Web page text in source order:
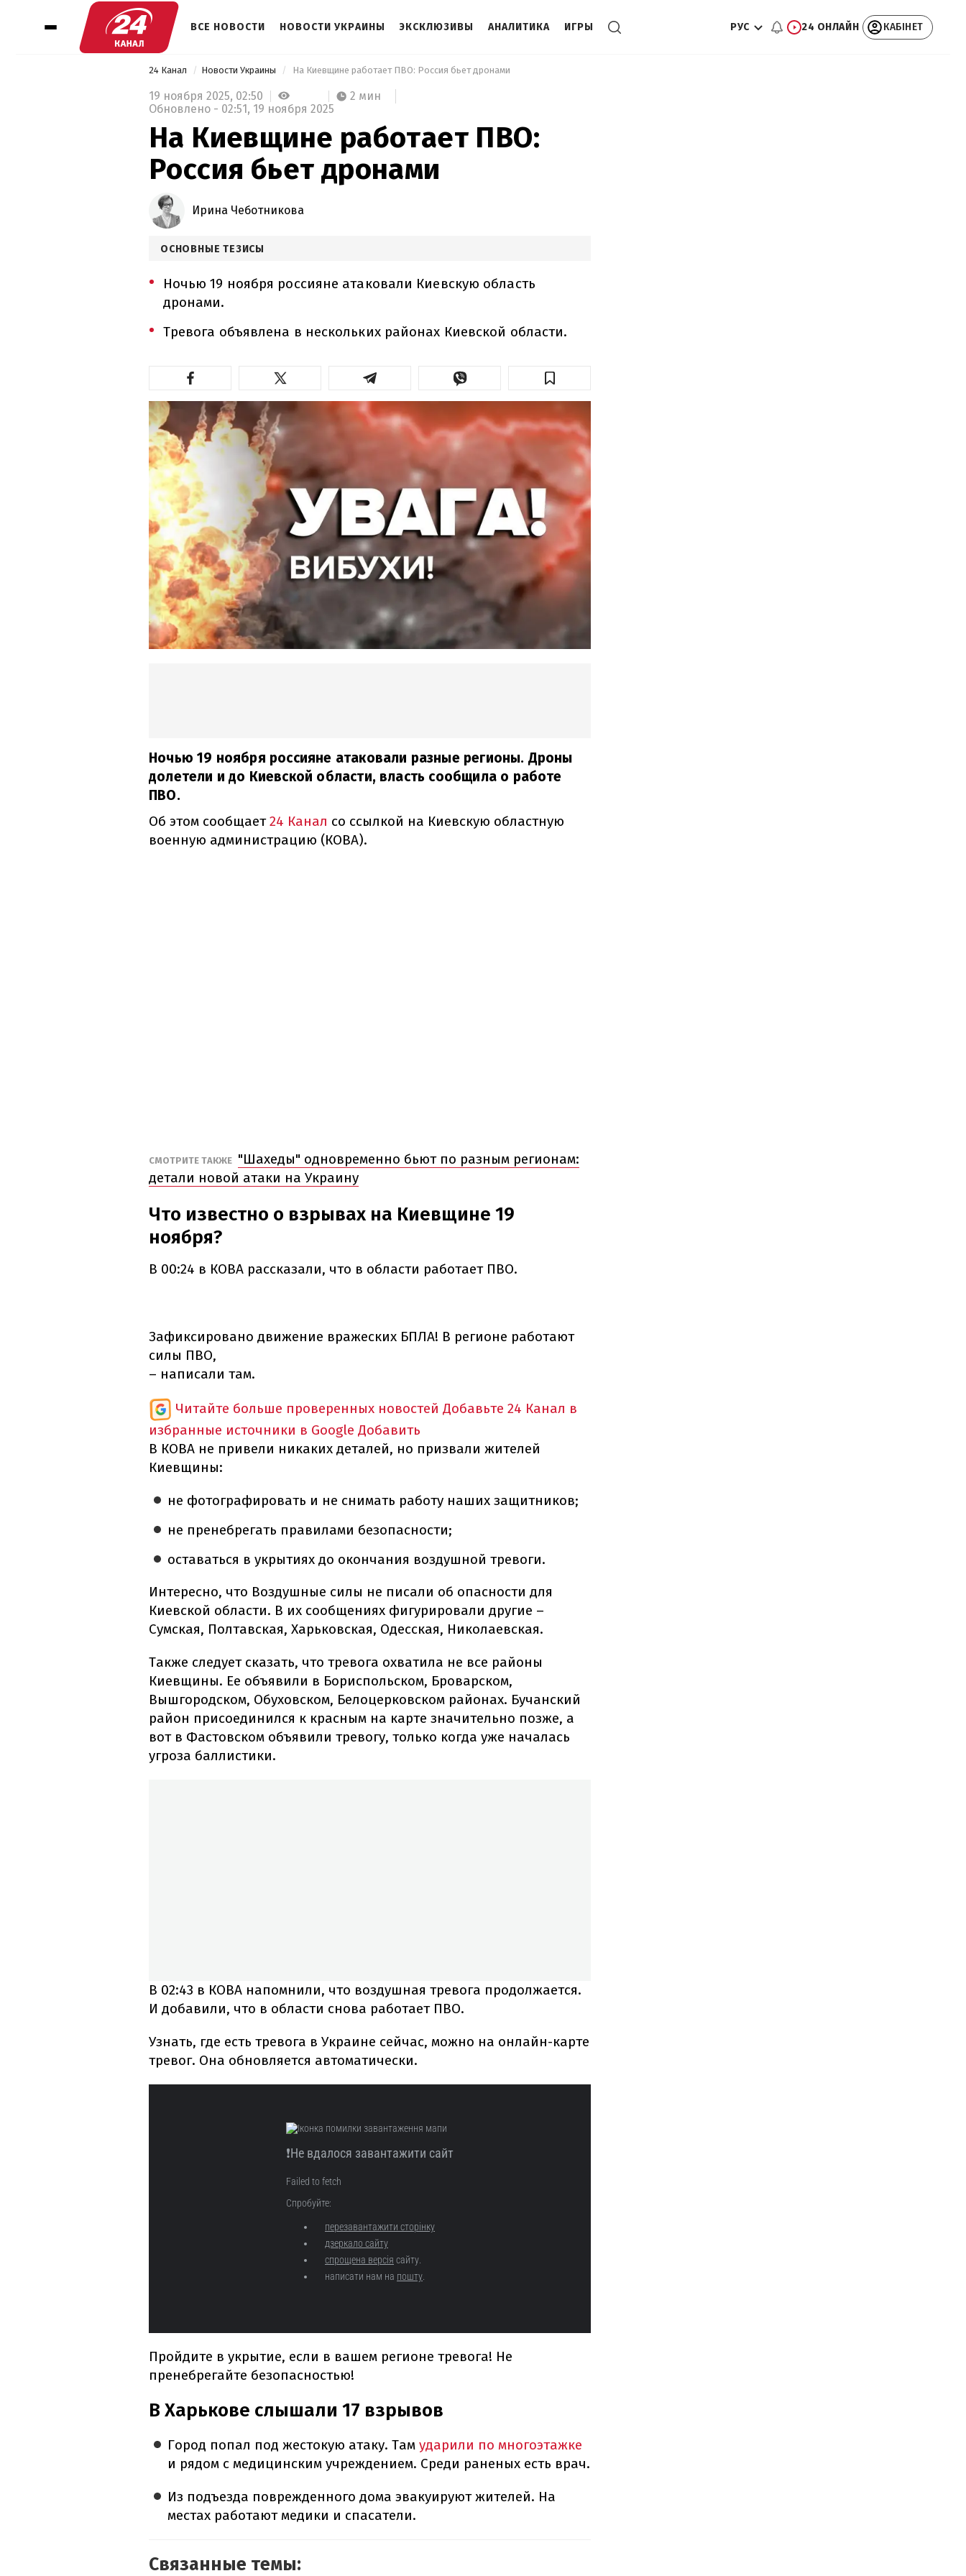
ВСЕ НОВОСТИ НОВОСТИ УКРАИНЫ ЭКСКЛЮЗИВЫ АНАЛИТИКА ИГРЫ РУС 24 ОНЛАЙН КАБІНЕТ
24 Канал Новости Украины На Киевщине работает ПВО: Россия бьет дронами
19 ноября 2025, 02:50
2 мин
Обновлено - 02:51, 19 ноября 2025
На Киевщине работает ПВО:
Россия бьет дронами
Ирина Чеботникова
ОСНОВНЫЕ ТЕЗИСЫ
Ночью 19 ноября россияне атаковали Киевскую область
дронами.
Тревога объявлена в нескольких районах Киевской области.
Ночью 19 ноября россияне атаковали разные регионы. Дроны
долетели и до Киевской области, власть сообщила о работе
ПВО.
Об этом сообщает24 Канал со ссылкой на Киевскую областную
военную администрацию (КОВА).
СМОТРИТЕ ТАКЖЕ "Шахеды" одновременно бьют по разным регионам:
детали новой атаки на Украину
Что известно о взрывах на Киевщине 19
ноября?
В 00:24 в КОВА рассказали, что в области работает ПВО.
Зафиксировано движение вражеских БПЛА! В регионе работают
силы ПВО,
– написали там.
Читайте больше проверенных новостей Добавьте 24 Канал в
избранные источники в Google Добавить
В КОВА не привели никаких деталей, но призвали жителей
Киевщины:
не фотографировать и не снимать работу наших защитников;
не пренебрегать правилами безопасности;
оставаться в укрытиях до окончания воздушной тревоги.
Интересно, что Воздушные силы не писали об опасности для
Киевской области. В их сообщениях фигурировали другие –
Сумская, Полтавская, Харьковская, Одесская, Николаевская.
Также следует сказать, что тревога охватила не все районы
Киевщины. Ее объявили в Бориспольском, Броварском,
Вышгородском, Обуховском, Белоцерковском районах. Бучанский
район присоединился к красным на карте значительно позже, а
вот в Фастовском объявили тревогу, только когда уже началась
угроза баллистики.
В 02:43 в КОВА напомнили, что воздушная тревога продолжается.
И добавили, что в области снова работает ПВО.
Узнать, где есть тревога в Украине сейчас, можно на онлайн-карте
тревог. Она обновляется автоматически.
Пройдите в укрытие, если в вашем регионе тревога! Не
пренебрегайте безопасностью!
В Харькове слышали 17 взрывов
Город попал под жестокую атаку. Тамударили по многоэтажке
и рядом с медицинским учреждением. Среди раненых есть врач.
Из подъезда поврежденного дома эвакуируют жителей. На
местах работают медики и спасатели.
Связанные темы: